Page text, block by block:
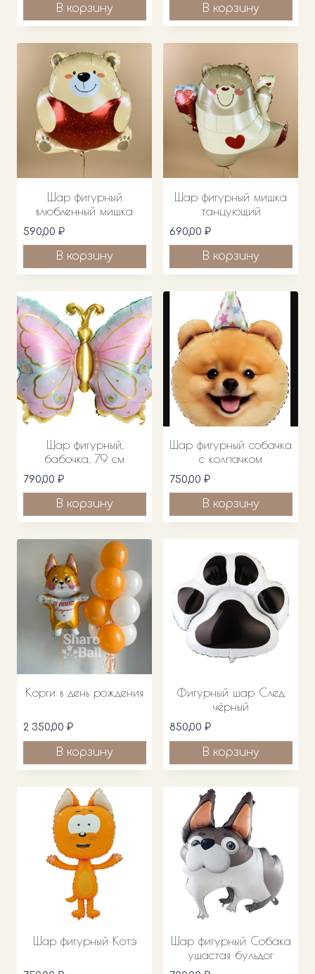
В корзину В корзину
Шар фигурный
влюбленный мишка
590,00 ₽
В корзину
Шар фигурный мишка
танцующий
690,00 ₽
В корзину
Шар фигурный,
бабочка, 79 см
790,00 ₽
В корзину
Шар фигурный собачка
с колпачком
750,00 ₽
В корзину
Корги в день рождения
2 350,00 ₽
В корзину
Фигурный шар След
чёрный
850,00 ₽
В корзину
Шар фигурный Котэ
Шар фигурный Собака
ушастая бульдог